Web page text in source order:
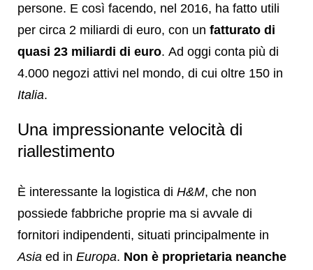
persone. E così facendo, nel 2016, ha fatto utili
per circa 2 miliardi di euro, con un fatturato di
quasi 23 miliardi di euro. Ad oggi conta più di
4.000 negozi attivi nel mondo, di cui oltre 150 in
Italia.
Una impressionante velocità di
riallestimento
È interessante la logistica di H&M, che non
possiede fabbriche proprie ma si avvale di
fornitori indipendenti, situati principalmente in
Asia ed in Europa. Non è proprietaria neanche